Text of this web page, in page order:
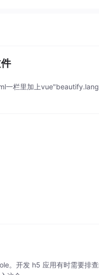
一栏里加上
。开发 h5 应用有时需要排查